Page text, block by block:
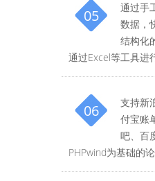
05
通过手
数据，
结构化
通过Excel等工具进
06
支持新
付宝账
吧、百
PHPwind为基础的